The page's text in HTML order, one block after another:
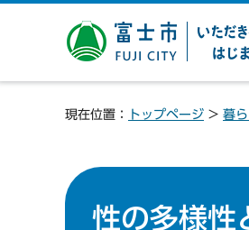
富士市 いただきへの
じまり
現在位置： トップページ > 暮
性の多様性